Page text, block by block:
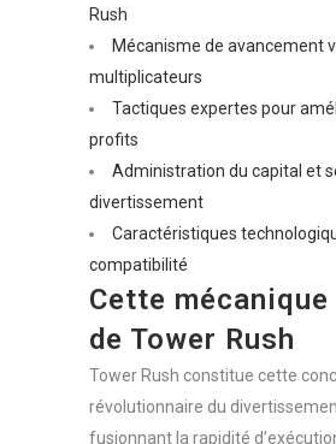
Rush
Mécanisme de avancement
multiplicateurs
Tactiques expertes pour
profits
Administration du capital et
divertissement
Caractéristiques
compatibilité
Cette mécanique
de Tower Rush
Tower Rush constitue cette
révolutionnaire du
fusionnant la rapidité